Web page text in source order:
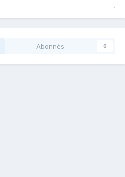
Abonnés 0